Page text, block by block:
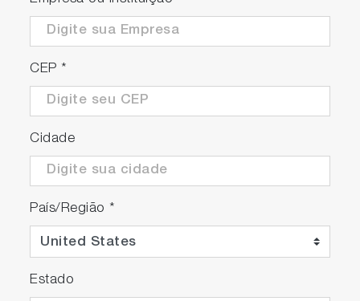
CEP *
Cidade
País/Região *
Estado